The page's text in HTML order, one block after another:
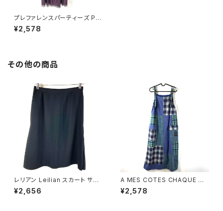
プレファレンスパーティーズ PR
EFERENCE PARTY'S セットア
ップ ボレロ フリル キャミソール
¥2,578
その他の商品
レリアン Leilian スカート サイ
ドプリーツ 裏地付き 日本製 サ
イドファスナー 黒 11サイズ 929
¥2,656
A MES COTES CHAQUE ジ
ャンパースカート チェック柄 ポ
ケット ブルー系 921472
¥2,578